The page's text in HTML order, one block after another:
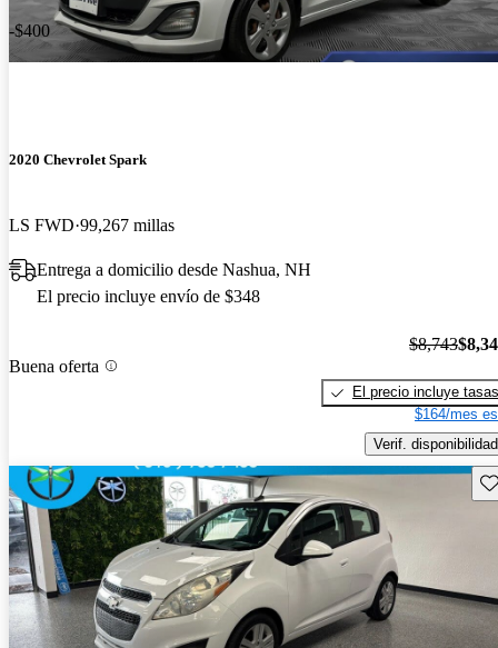
-$400
2020 Chevrolet Spark
LS FWD 99,267 millas
Entrega a domicilio desde Nashua, NH
El precio incluye envío de $348
Buena oferta
$8,743
El precio incluye tasas
$164/mes
Verif. disponibilidad